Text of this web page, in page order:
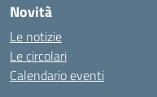
Novità
Le notizie
Le circolari
Calendario eventi